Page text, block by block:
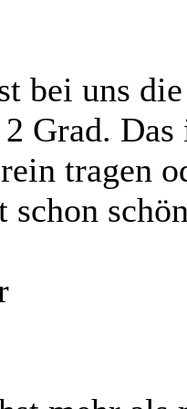
bei uns
Grad.
tragen